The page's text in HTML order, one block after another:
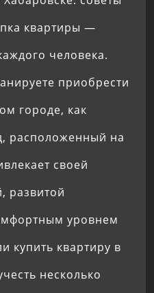
квартиры —
человека.
приобрести
городе, как
расположенный на
своей
развитой
уровнем
купить квартиру в
несколько